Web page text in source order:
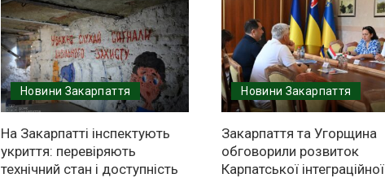
Новини Закарпаття
На Закарпатті інспектують
укриття: перевіряють
технічний стан і доступність
Новини Закарпаття
Закарпаття та Угорщина
обговорили розвиток
Карпатської інтеграційної